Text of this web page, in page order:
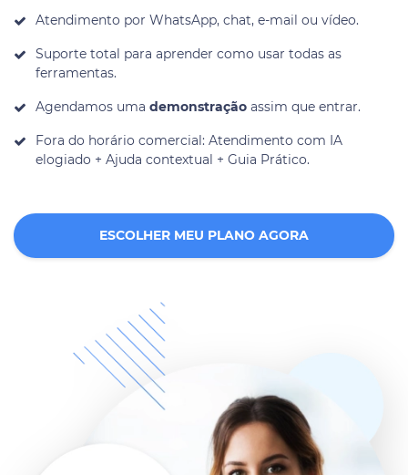
Atendimento por WhatsApp, chat, e-mail ou vídeo.
Suporte total para aprender como usar todas as
ferramentas.
Agendamos uma demonstração assim que entrar.
Fora do horário comercial: Atendimento com IA
elogiado + Ajuda contextual + Guia Prático.
ESCOLHER MEU PLANO AGORA